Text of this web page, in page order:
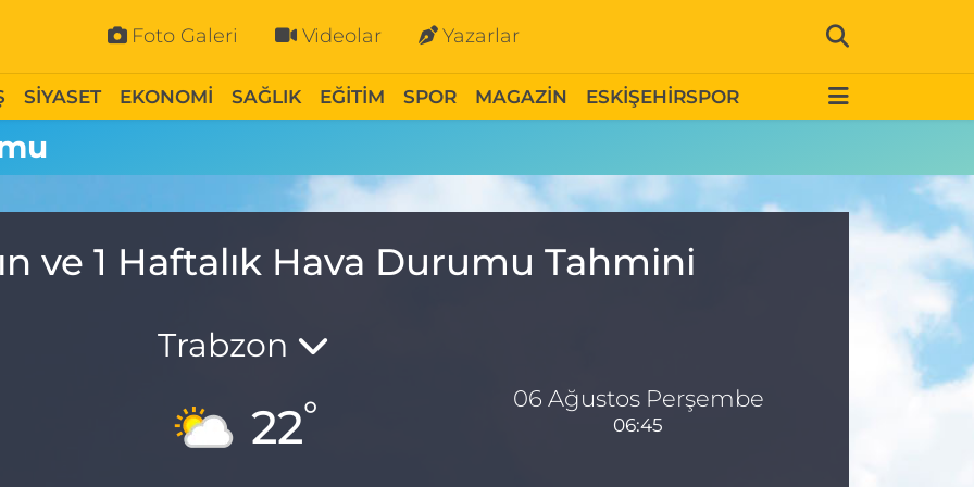
Foto Galeri Videolar Yazarlar
SİYASET EKONOMİ SAĞLIK EĞİTİM SPOR MAGAZİN ESKİŞEHİRSPOR
ve 1 Haftalık Hava Durumu Tahmini
Trabzon
22° 06 Ağustos Perşembe
06:45